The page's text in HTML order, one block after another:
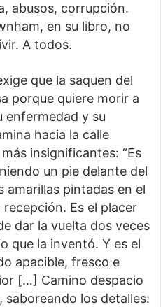
abusos, corrupción.
en su libro, no
A todos.
que la saquen del
porque quiere morir a
enfermedad y su
hacia la calle
insignificantes: “Es
un pie delante del
amarillas pintadas en el
Es el placer
dar la vuelta dos veces
que la inventó. Y es el
apacible, fresco e
[…] Camino despacio
saboreando los detalles: